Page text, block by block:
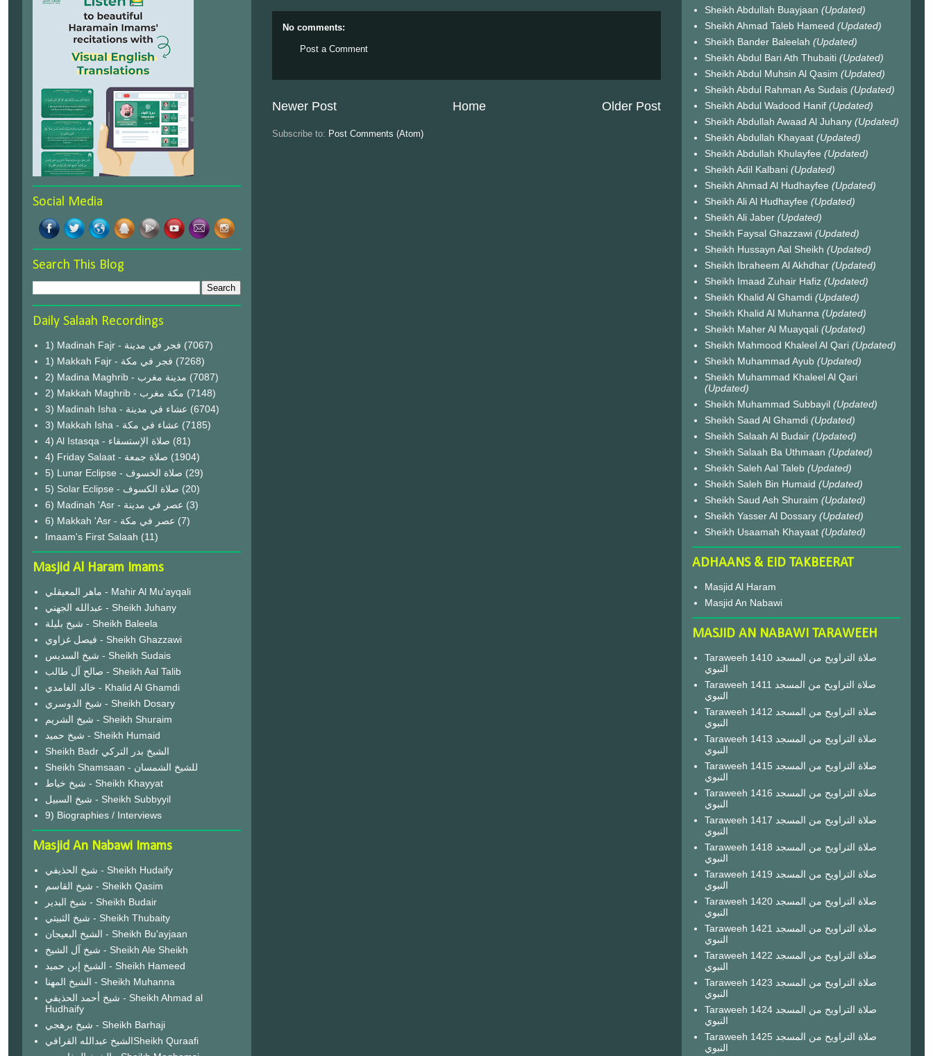
No comments:
Post a Comment
Newer Post Older Post
Home
Subscribe to: Post Comments (Atom)
Social Media
Search This Blog
Daily Salaah Recordings
1) Madinah Fajr - فجر في مدينة (7067)
1) Makkah Fajr - فجر في مكة (7268)
2) Madina Maghrib - مدينة مغرب (7087)
2) Makkah Maghrib - مكة مغرب (7148)
3) Madinah Isha - عشاء في مدينة (6704)
3) Makkah Isha - عشاء في مكة (7185)
4) Al Istasqa - صلاة الإستسقاء (81)
4) Friday Salaat - صلاة جمعة (1904)
5) Lunar Eclipse - صلاة الخسوف (29)
(20)
6) Madinah 'Asr - عصر في مدينة (3)
6) Makkah 'Asr - عصر في مكة (7)
Imaam's First Salaah (11)
Masjid Al Haram Imams
ماهر المعيقلي - Mahir Al Mu'ayqali
عبدالله الجهني - Sheikh Juhany
شيخ بليلة - Sheikh Baleela
فيصل غزاوي - Sheikh Ghazzawi
شيخ السديس - Sheikh Sudais
صالح آل طالب - Sheikh Aal Talib
خالد الغامدي - Khalid Al Ghamdi
شيخ الدوسري - Sheikh Dosary
شيخ الشريم - Sheikh Shuraim
شيخ حميد - Sheikh Humaid
Sheikh Badr الشيخ بدر التركي
Sheikh Shamsaan - للشيخ الشمسان
شيخ خياط - Sheikh Khayyat
شيخ السبيل - Sheikh Subbyyil
9) Biographies / Interviews
Masjid An Nabawi Imams
شيخ الحذيفي - Sheikh Hudaify
شيخ القاسم - Sheikh Qasim
شيخ البدير - Sheikh Budair
شيخ الثبيتي - Sheikh Thubaity
الشيخ البعيجان - Sheikh Bu'ayjaan
شيخ آل الشيخ - Sheikh Ale Sheikh
الشيخ إبن حميد - Sheikh Hameed
الشيخ المهنا - Sheikh Muhanna
شيخ أحمد الحذيفي - Sheikh Ahmad al
Hudhaify
شيخ برهجي - Sheikh Barhaji
الشيخ عبدالله القرافيSheikh Quraafi
Sheikh Abdullah Buayjaan (Updated)
Sheikh Ahmad Taleb Hameed (Updated)
Sheikh Bander Baleelah (Updated)
Sheikh Abdul Bari Ath Thubaiti (Updated)
Sheikh Abdul Muhsin Al Qasim (Updated)
Sheikh Abdul Rahman As Sudais (Updated)
Sheikh Abdul Wadood Hanif (Updated)
Sheikh Abdullah Awaad Al Juhany (Updated)
Sheikh Abdullah Khayaat (Updated)
Sheikh Abdullah Khulayfee (Updated)
Sheikh Adil Kalbani (Updated)
Sheikh Ahmad Al Hudhayfee (Updated)
Sheikh Ali Al Hudhayfee (Updated)
Sheikh Ali Jaber (Updated)
Sheikh Faysal Ghazzawi (Updated)
Sheikh Hussayn Aal Sheikh (Updated)
Sheikh Ibraheem Al Akhdhar (Updated)
Sheikh Imaad Zuhair Hafiz (Updated)
Sheikh Khalid Al Ghamdi (Updated)
Sheikh Khalid Al Muhanna (Updated)
Sheikh Maher Al Muayqali (Updated)
Sheikh Mahmood Khaleel Al Qari (Updated)
Sheikh Muhammad Ayub (Updated)
Sheikh Muhammad Khaleel Al Qari
(Updated)
Sheikh Muhammad Subbayil (Updated)
Sheikh Saad Al Ghamdi (Updated)
Sheikh Salaah Al Budair (Updated)
Sheikh Salaah Ba Uthmaan (Updated)
Sheikh Saleh Aal Taleb (Updated)
Sheikh Saleh Bin Humaid (Updated)
Sheikh Saud Ash Shuraim (Updated)
Sheikh Yasser Al Dossary (Updated)
Sheikh Usaamah Khayaat (Updated)
ADHAANS & EID TAKBEERAT
Masjid Al Haram
Masjid An Nabawi
MASJID AN NABAWI TARAWEEH
Taraweeh 1410 صلاة التراويح من المسجد
النبوي
Taraweeh 1411 صلاة التراويح من المسجد
النبوي
Taraweeh 1412 صلاة التراويح من المسجد
النبوي
Taraweeh 1413 صلاة التراويح من المسجد
النبوي
Taraweeh 1415 صلاة التراويح من المسجد
النبوي
Taraweeh 1416 صلاة التراويح من المسجد
النبوي
Taraweeh 1417 صلاة التراويح من المسجد
النبوي
Taraweeh 1418 صلاة التراويح من المسجد
النبوي
Taraweeh 1419 صلاة التراويح من المسجد
النبوي
Taraweeh 1420 صلاة التراويح من المسجد
النبوي
Taraweeh 1421 صلاة التراويح من المسجد
النبوي
Taraweeh 1422 صلاة التراويح من المسجد
النبوي
Taraweeh 1423 صلاة التراويح من المسجد
النبوي
Taraweeh 1424 صلاة التراويح من المسجد
النبوي
Taraweeh 1425 صلاة التراويح من المسجد
النبوي